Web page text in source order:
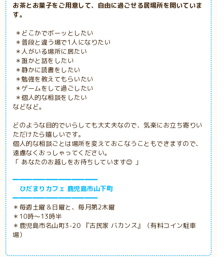
お茶とお菓子をご用意して、自由に過ごせる居場所を開いていま
す。
＊どこかでボーッとしたい
＊普段と違う場で1人になりたい
＊人がいる場所に居たい
＊誰かと話をしたい
＊静かに読書をしたい
＊勉強を教えてもらいたい
＊ゲームをして過ごしたい
＊個人的な相談をしたい
などなど。
どのような目的でいらしても大丈夫なので、気楽にお立ち寄りい
ただけたら嬉しいです。
個人的な相談ごとは場所を変えておこなうこともできますので、
遠慮なくおっしゃってください。
「 あなたのお越しをお待ちしています😊 」
━━━━━━━━━━━━━
ひだまりカフェ 鹿児島市山下町
━━━━━━━━━━━━━
＊毎週土曜＆日曜と、毎月第2木曜
＊10時～13時半
＊鹿児島市名山町3-20 『古民家 バカンス』（有料コイン駐車
場）